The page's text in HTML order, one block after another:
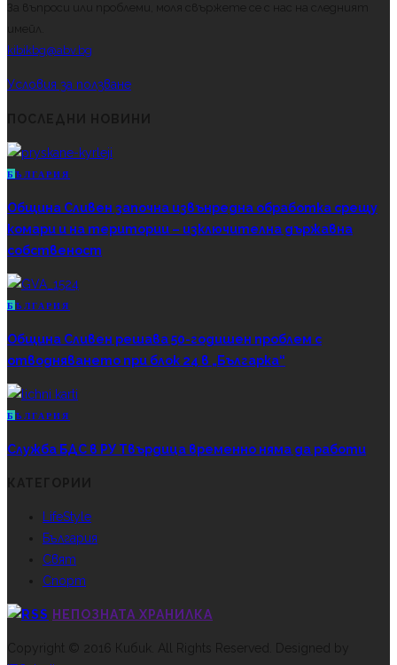
За въпроси или проблеми, моля свържете се с нас на следният
имейл.
kibikbg@abv.bg
Условия за ползване
Б ЪЛГАРИЯ
Община Сливен започна извънредна обработка срещу
комари и на територии – изключителна държавна
собственост
Б ЪЛГАРИЯ
Община Сливен решава 50-годишен проблем с
отводняването при блок 24 в „Българка“
Б ЪЛГАРИЯ
Служба БДС в РУ Твърдица временно няма да работи
LifeStyle
България
Свят
Спорт
НЕПОЗНАТА ХРАНИЛКА
Copyright © 2016 Кибик. All Rights Reserved. Designed by